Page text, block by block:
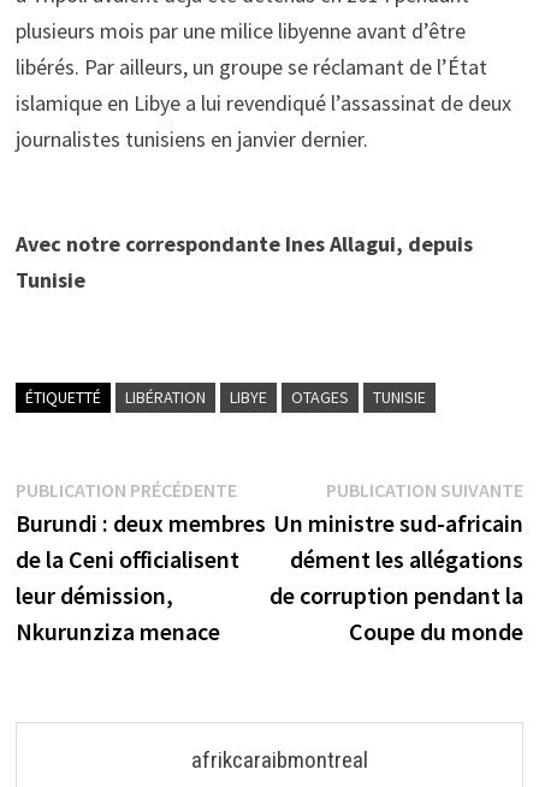
plusieurs mois par une milice libyenne avant d’être
libérés. Par ailleurs, un groupe se réclamant de l’État
islamique en Libye a lui revendiqué l’assassinat de deux
journalistes tunisiens en janvier dernier.
Avec notre correspondante Ines Allagui, depuis
Tunisie
ÉTIQUETTÉ LIBÉRATION LIBYE OTAGES TUNISIE
Navigation
de
l’article
PUBLICATION PRÉCÉDENTEPublication
précédente :
Burundi : deux membres
de la Ceni officialisent
leur démission,
Nkurunziza menace
PUBLICATION SUIVANTE
Un ministre sud-africain
dément les allégations
de corruption pendant la
Coupe du monde
afrikcaraibmontreal